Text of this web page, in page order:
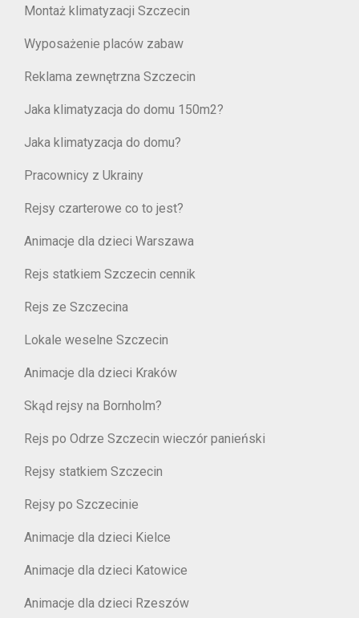
Montaż klimatyzacji Szczecin
Wyposażenie placów zabaw
Reklama zewnętrzna Szczecin
Jaka klimatyzacja do domu 150m2?
Jaka klimatyzacja do domu?
Pracownicy z Ukrainy
Rejsy czarterowe co to jest?
Animacje dla dzieci Warszawa
Rejs statkiem Szczecin cennik
Rejs ze Szczecina
Lokale weselne Szczecin
Animacje dla dzieci Kraków
Skąd rejsy na Bornholm?
Rejs po Odrze Szczecin wieczór panieński
Rejsy statkiem Szczecin
Rejsy po Szczecinie
Animacje dla dzieci Kielce
Animacje dla dzieci Katowice
Animacje dla dzieci Rzeszów